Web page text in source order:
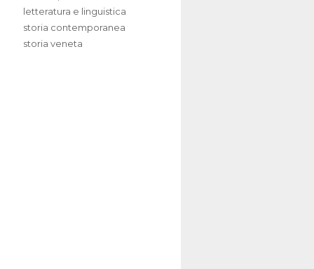
letteratura e linguistica
storia contemporanea
storia veneta